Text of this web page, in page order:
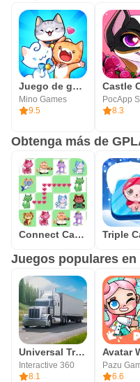
Juego de gatos: Cat Collector
Mino Games
9.5
Castle
PocApp
8.3
Obtenga más de
Connect Cat Classic
Juegos populares
Universal Truck Simulator
Interactive 360
8.1
Pazu
6.6